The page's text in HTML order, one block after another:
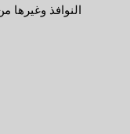
النوافذ وغيرها